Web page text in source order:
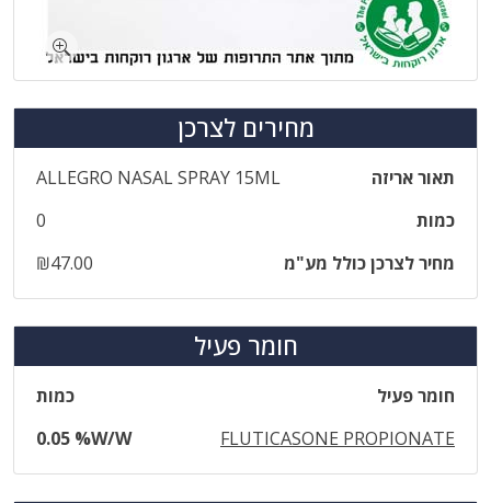
מחירים לצרכן
תאור אריזה
ALLEGRO NASAL SPRAY 15ML
כמות
0
מחיר לצרכן כולל מע"מ
₪47.00
חומר פעיל
חומר פעיל
כמות
FLUTICASONE PROPIONATE
0.05 %W/W